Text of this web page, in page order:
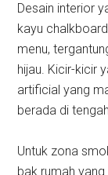
Desain interior
kayu
menu,
hijau. Kicir-kicir
artificial yang
berada di
Untuk zona
bak rumah